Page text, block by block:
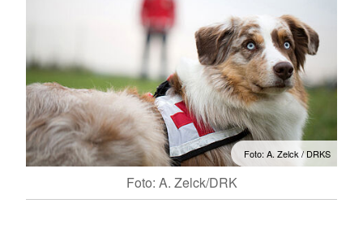
Foto: A. Zelck / DRKS
Foto: A. Zelck/DRK